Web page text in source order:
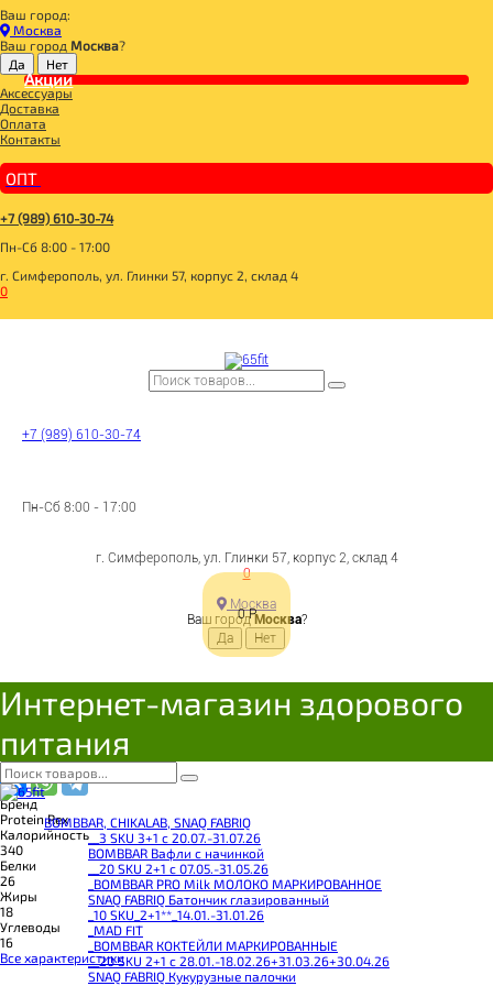
Ваш город:
Москва
Ваш город Москва?
Акции
Аксессуары
Доставка
Оплата
Контакты
ОПТ
+7 (989) 610-30-74
Пн-Сб 8:00 - 17:00
г. Симферополь, ул. Глинки 57, корпус 2, склад 4
0
+7 (989) 610-30-74
Пн-Сб 8:00 - 17:00
г. Симферополь, ул. Глинки 57, корпус 2, склад 4
0
0Р
Москва
Ваш городМосква?
Интернет-магазин здорового
питания
BOMBBAR, CHIKALAB, SNAQ FABRIQ
__3 SKU 3+1 с 20.07.-31.07.26
BOMBBAR Вафли с начинкой
__20 SKU 2+1 с 07.05.-31.05.26
_BOMBBAR PRO Milk МОЛОКО МАРКИРОВАННОЕ
SNAQ FABRIQ Батончик глазированный
_10 SKU_2+1**_14.01.-31.01.26
_MAD FIT
_BOMBBAR КОКТЕЙЛИ МАРКИРОВАННЫЕ
__20 SKU 2+1 с 28.01.-18.02.26+31.03.26+30.04.26
SNAQ FABRIQ Кукурузные палочки
Главная
СПОРТИВНОЕ ПИТАНИЕ
ПРОТЕИНОВОЕ ПЕЧЕНЬЕ
Протеиновое печенье арахис 50гр, Protein Rex
Протеиновое печенье
арахис 50гр, Protein Rex
Добавляется... Добавлен
Поделиться с друзьями
Бренд
Protein Rex
Калорийность
340
Белки
26
Жиры
18
Углеводы
16
Все характеристики